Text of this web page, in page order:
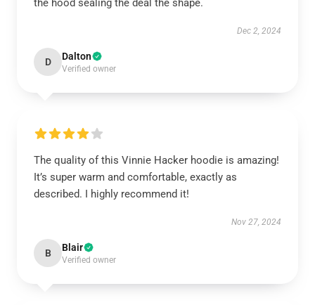
the hood sealing the deal the shape.
Dec 2, 2024
D Dalton
Verified owner
The quality of this Vinnie Hacker hoodie is amazing!
It’s super warm and comfortable, exactly as
described. I highly recommend it!
Nov 27, 2024
B Blair
Verified owner